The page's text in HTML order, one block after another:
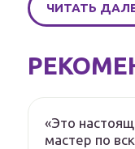
ЧИТАТЬ
«Это
мастер по